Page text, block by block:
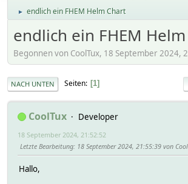
► endlich ein FHEM Helm Chart
endlich ein FHEM
Begonnen von CoolTux, 18 September 2024,
NACH UNTEN Seiten 1
CoolTux Developer
18 September 2024, 21:52:52
Letzte Bearbeitung: 18 September 2024, 21:55:39 von
Hallo,